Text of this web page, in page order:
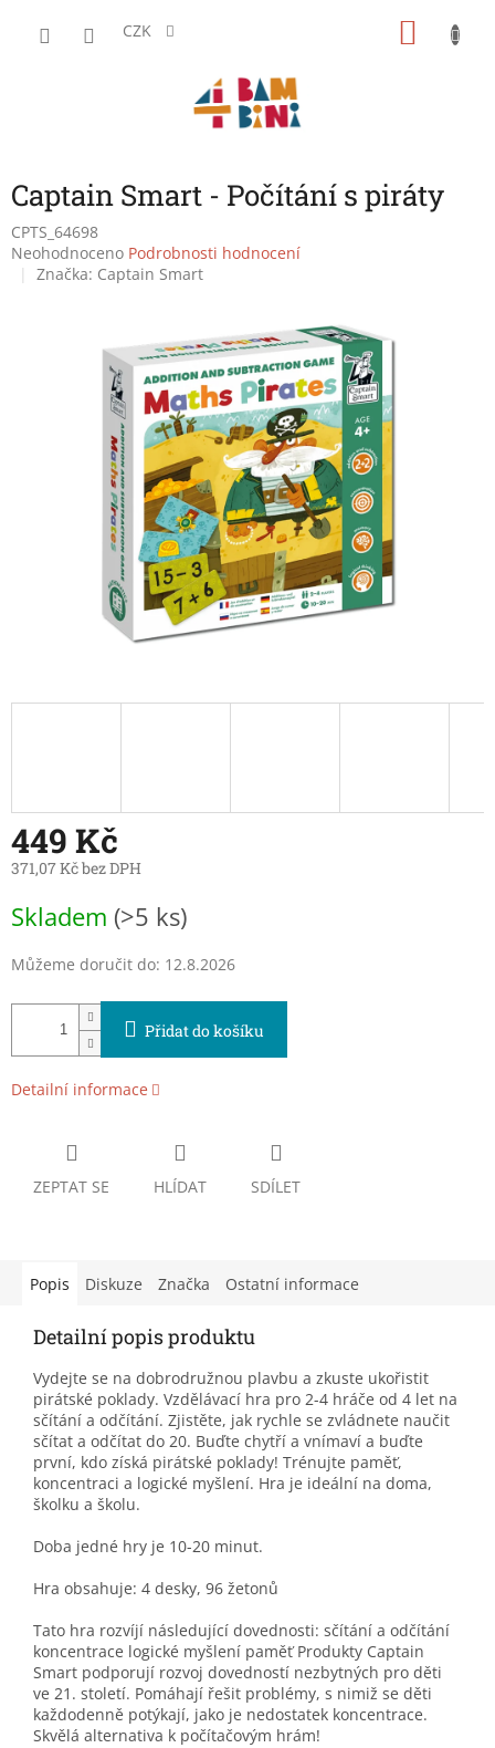
CZK
Captain Smart - Počítání s piráty
CPTS_64698
Průměrné
hodnocení
Neohodnoceno Podrobnosti hodnocení
Značka: Captain Smart
449 Kč
371,07 Kč bez DPH
cena:
Skladem (>5 ks)
Můžeme doručit do: 12.8.2026
Přidat do košíku
Detailní informace
ZEPTAT SE HLÍDAT SDÍLET
Popis Diskuze Značka Ostatní informace
Detailní popis produktu
Vydejte se na dobrodružnou plavbu a zkuste ukořistit
pirátské poklady. Vzdělávací hra pro 2-4 hráče od 4 let na
sčítání a odčítání. Zjistěte, jak rychle se zvládnete naučit
sčítat a odčítat do 20. Buďte chytří a vnímaví a buďte
první, kdo získá pirátské poklady! Trénujte paměť,
koncentraci a logické myšlení. Hra je ideální na doma,
školku a školu.
Doba jedné hry je 10-20 minut.
Hra obsahuje: 4 desky, 96 žetonů
Tato hra rozvíjí následující dovednosti: sčítání a odčítání
koncentrace logické myšlení paměť Produkty Captain
Smart podporují rozvoj dovedností nezbytných pro děti
ve 21. století. Pomáhají řešit problémy, s nimiž se děti
každodenně potýkají, jako je nedostatek koncentrace.
Skvělá alternativa k počítačovým hrám!